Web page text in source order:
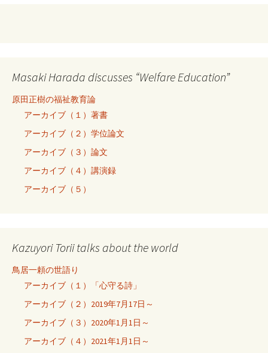
Masaki Harada discusses “Welfare Education”
原田正樹の福祉教育論
アーカイブ（１）著書
アーカイブ（２）学位論文
アーカイブ（３）論文
アーカイブ（４）講演録
アーカイブ（５）
Kazuyori Torii talks about the world
鳥居一頼の世語り
アーカイブ（１）「心守る詩」
アーカイブ（２）2019年7月17日～
アーカイブ（３）2020年1月1日～
アーカイブ（４）2021年1月1日～